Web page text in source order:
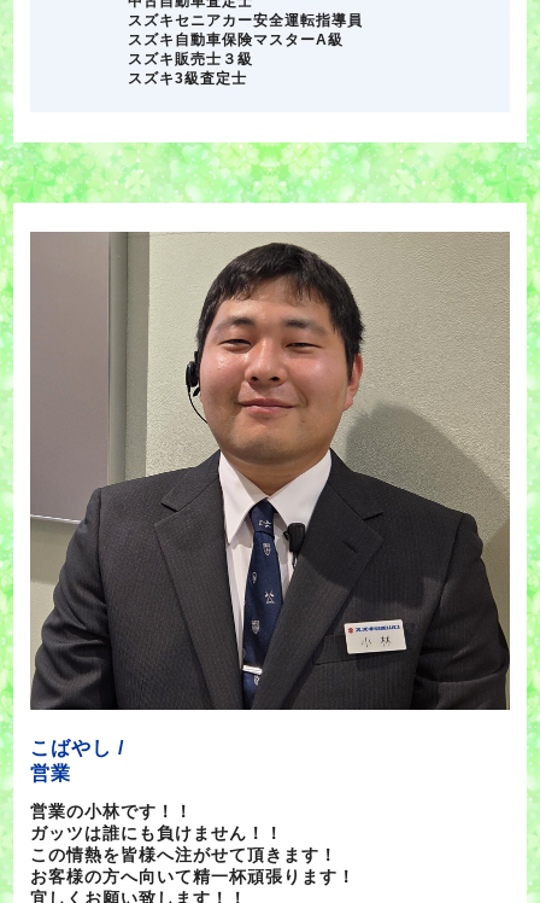
スズキセニアカー安全運転指導員
スズキ自動車保険マスターA級
スズキ販売士３級
スズキ3級査定士
こばやし /
営業
営業の小林です！！
ガッツは誰にも負けません！！
この情熱を皆様へ注がせて頂きます！
お客様の方へ向いて精一杯頑張ります！
宜しくお願い致します！！